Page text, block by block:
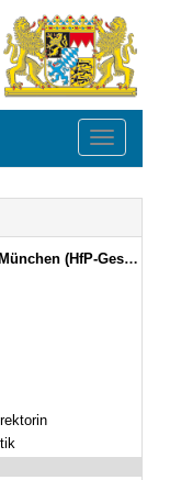
Toggle
IV S. 183) BayRS 2211-2-WK (Art. 1–11)